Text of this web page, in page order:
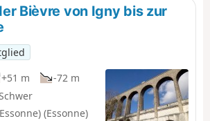
Bièvre von Igny bis zur
+51 m
-72 m
(Essonne)